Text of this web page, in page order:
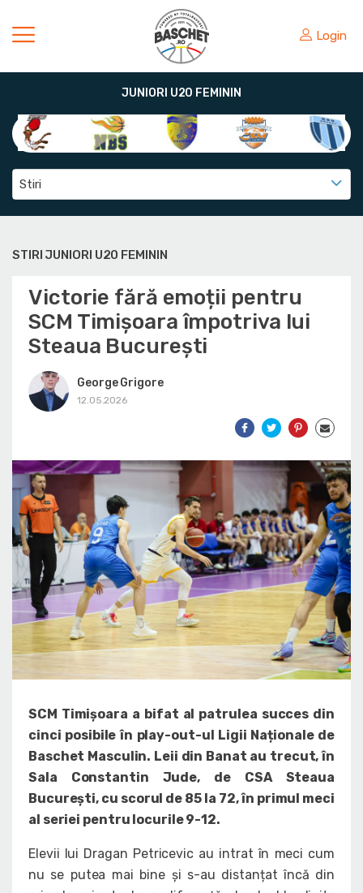
Login
JUNIORI U20 FEMININ
Stiri
STIRI JUNIORI U20 FEMININ
Victorie fără emoții pentru
SCM Timișoara împotriva lui
Steaua București
George Grigore
12.05.2026
SCM Timișoara a bifat al patrulea succes din
cinci posibile în play-out-ul Ligii Naționale de
Baschet Masculin. Leii din Banat au trecut, în
Sala Constantin Jude, de CSA Steaua
București, cu scorul de 85 la 72, în primul meci
al seriei pentru locurile 9-12.
Elevii lui Dragan Petricevic au intrat în meci cum
nu se putea mai bine și s-au distanțat încă din